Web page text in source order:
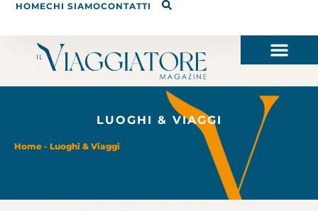
HOMECHI SIAMOCONTATTI
LUOGHI & VIAGGI
Home - Luoghi & Viaggi